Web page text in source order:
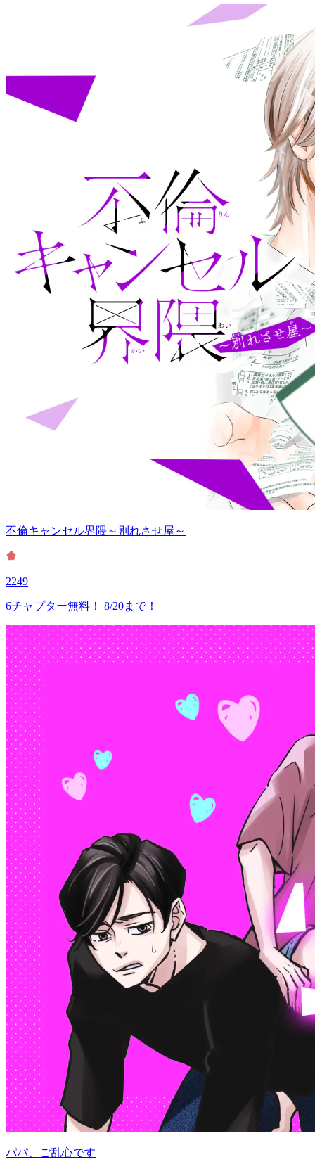
不倫キャンセル界隈～別れさせ屋～
2249
6チャプター無料！ 8/20まで！
パパ、ご乱心です